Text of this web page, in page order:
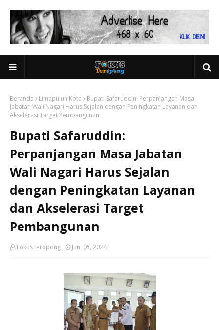
Beranda Limapuluh Kota
Bupati Safaruddin: Perpanjangan Masa
Jabatan Wali Nagari Harus Sejalan dengan Peningkatan Layanan dan
Akselerasi Target Pembangunan
Bupati Safaruddin:
Perpanjangan Masa Jabatan
Wali Nagari Harus Sejalan
dengan Peningkatan Layanan
dan Akselerasi Target
Pembangunan
Fokus teropong Juni 05, 2024